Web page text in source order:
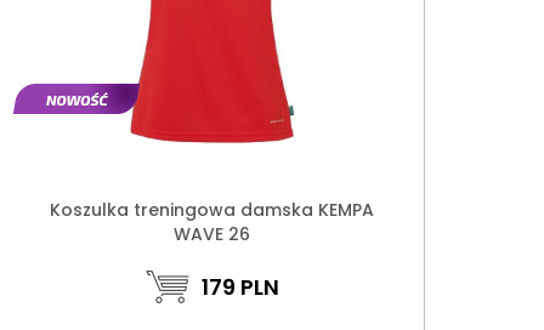
Koszulka treningowa damska KEMPA
WAVE 26
179 PLN